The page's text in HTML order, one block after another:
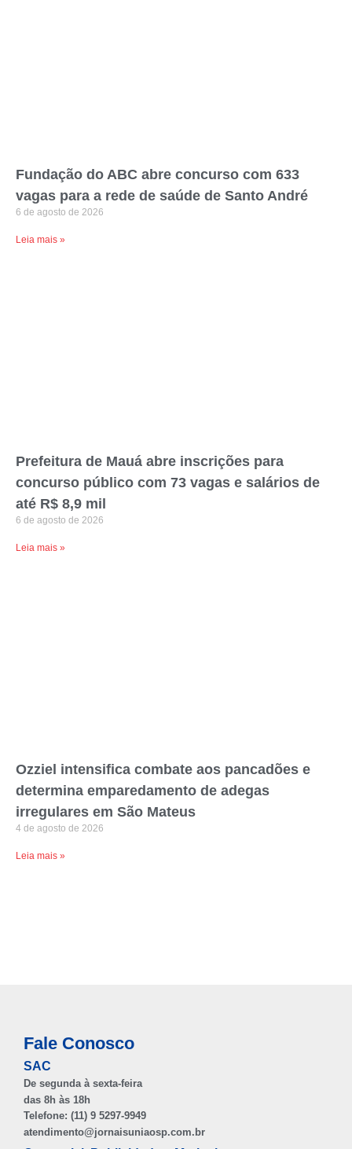
Fundação do ABC abre concurso com 633
vagas para a rede de saúde de Santo André
6 de agosto de 2026
Leia mais »
Prefeitura de Mauá abre inscrições para
concurso público com 73 vagas e salários de
até R$ 8,9 mil
6 de agosto de 2026
Leia mais »
Ozziel intensifica combate aos pancadões e
determina emparedamento de adegas
irregulares em São Mateus
4 de agosto de 2026
Leia mais »
Fale Conosco
SAC
De segunda à sexta-feira
das 8h às 18h
Telefone: (11) 9 5297-9949
atendimento@jornaisuniaosp.com.br